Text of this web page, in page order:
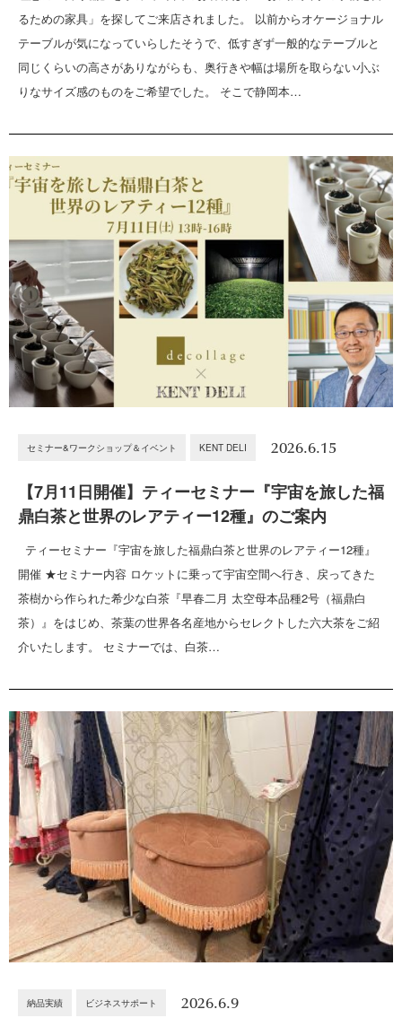
るための家具」を探してご来店されました。 以前からオケージョナル
テーブルが気になっていらしたそうで、低すぎず一般的なテーブルと
同じくらいの高さがありながらも、奥行きや幅は場所を取らない小ぶ
りなサイズ感のものをご希望でした。 そこで静岡本…
セミナー&ワークショップ＆イベント KENT DELI 2026.6.15
【7月11日開催】ティーセミナー『宇宙を旅した福
鼎白茶と世界のレアティー12種』のご案内
ティーセミナー『宇宙を旅した福鼎白茶と世界のレアティー12種』
開催 ★セミナー内容 ロケットに乗って宇宙空間へ行き、戻ってきた
茶樹から作られた希少な白茶『早春二月 太空母本品種2号（福鼎白
茶）』をはじめ、茶葉の世界各名産地からセレクトした六大茶をご紹
介いたします。 セミナーでは、白茶…
納品実績 ビジネスサポート 2026.6.9